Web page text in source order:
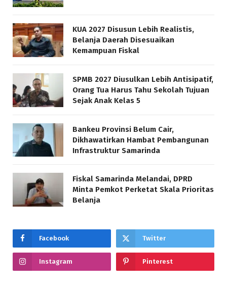
KUA 2027 Disusun Lebih Realistis,
Belanja Daerah Disesuaikan
Kemampuan Fiskal
SPMB 2027 Diusulkan Lebih Antisipatif,
Orang Tua Harus Tahu Sekolah Tujuan
Sejak Anak Kelas 5
Bankeu Provinsi Belum Cair,
Dikhawatirkan Hambat Pembangunan
Infrastruktur Samarinda
Fiskal Samarinda Melandai, DPRD
Minta Pemkot Perketat Skala Prioritas
Belanja
Facebook Twitter
Instagram Pinterest